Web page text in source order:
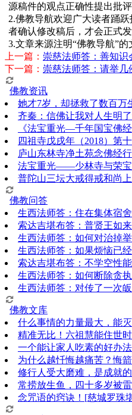
源稿件的观点正确性提出批评
2.佛教导航欢迎广大读者踊
者确认修改稿后，才会正式
3.文章来源注明“佛教导航”
上一篇： 崇慈法师答：善知识
下一篇： 崇慈法师答：请举几
佛教资讯
她才7岁，却拯救了数百万
齐秦：信佛让我对人生明
《法宝重光—千年国宝佛
四祖寺戊戌年（2018）第
庐山东林寺净土苑念佛经
法宝重光——少林寺与荣宝
普陀山三坛大戒得戒和尚
佛教问答
生西法师答：住在集体宿
索达吉堪布答：普贤王如
生西法师答：如何对治掉举
生西法师答：如果烦恼已
索达吉堪布答：​不学空性
生西法师答：如何断除贪
生西法师答：对传了一次
佛教文库
什么事情的力量最大，能
精准无比！六祖慧能住世
一个能让家人吃素的好办
为什么越忏悔越痛苦？悔
修行人受大磨难，是成就
常捞放生鱼，四十多岁被
念咒语的窍诀！[慈城罗珠